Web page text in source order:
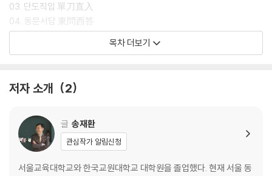
03. 단도직입 單刀直入
04. 동문서답 東問西答
05. 마이동풍 馬耳東風
09. 언중유골 言中有骨
11. 이심전심 以心傳心
12. 횡설수설 橫說竪說
2장. 인간관계 편 : 좋은 관계를 맺는 법
목차 더보기
저자 소개 2
글 송재환
관심작가 알림신청
서울교육대학교와 한국교원대학교 대학원을 졸업했다. 현재 서울 동